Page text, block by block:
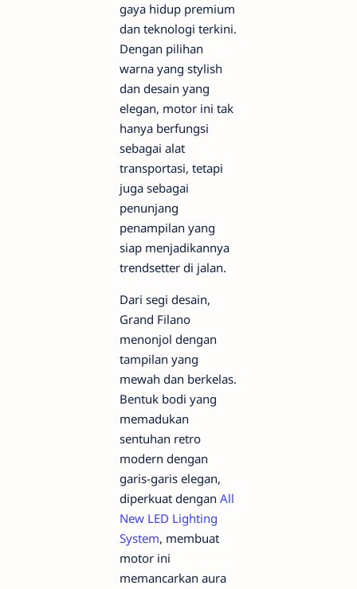
gaya hidup premium
dan teknologi terkini.
Dengan pilihan
warna yang stylish
dan desain yang
elegan, motor ini tak
hanya berfungsi
sebagai alat
transportasi, tetapi
juga sebagai
penunjang
penampilan yang
siap menjadikannya
trendsetter di jalan.
Dari segi desain,
Grand Filano
menonjol dengan
tampilan yang
mewah dan berkelas.
Bentuk bodi yang
memadukan
sentuhan retro
modern dengan
garis-garis elegan,
diperkuat dengan All
New LED Lighting
System, membuat
motor ini
memancarkan aura